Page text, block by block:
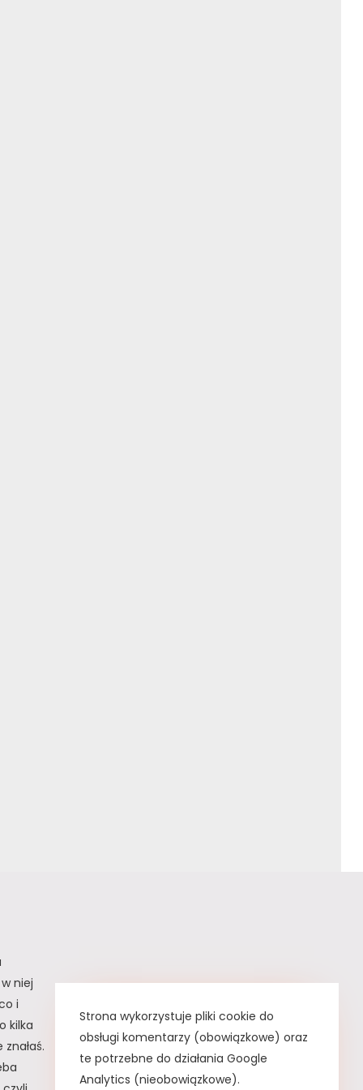
niej
i
kilka
Strona wykorzystuje pliki cookie do
obsługi komentarzy (obowiązkowe) oraz
te potrzebne do działania Google
Analytics (nieobowiązkowe).